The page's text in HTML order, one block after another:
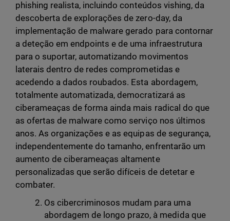
phishing realista, incluindo conteúdos vishing, da
descoberta de explorações de zero-day, da
implementação de malware gerado para contornar
a deteção em endpoints e de uma infraestrutura
para o suportar, automatizando movimentos
laterais dentro de redes comprometidas e
acedendo a dados roubados. Esta abordagem,
totalmente automatizada, democratizará as
ciberameaças de forma ainda mais radical do que
as ofertas de malware como serviço nos últimos
anos. As organizações e as equipas de segurança,
independentemente do tamanho, enfrentarão um
aumento de ciberameaças altamente
personalizadas que serão difíceis de detetar e
combater.
Os cibercriminosos mudam para uma
abordagem de longo prazo, à medida que